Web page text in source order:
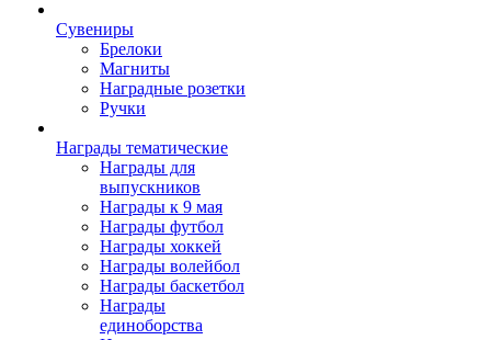
Сувениры
Брелоки
Магниты
Наградные розетки
Ручки
Награды тематические
Награды для
выпускников
Награды к 9 мая
Награды футбол
Награды хоккей
Награды волейбол
Награды баскетбол
Награды
единоборства